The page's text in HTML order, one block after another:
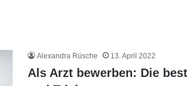
Alexandra Rüsche 13. April 2022
Als Arzt bewerben: Die